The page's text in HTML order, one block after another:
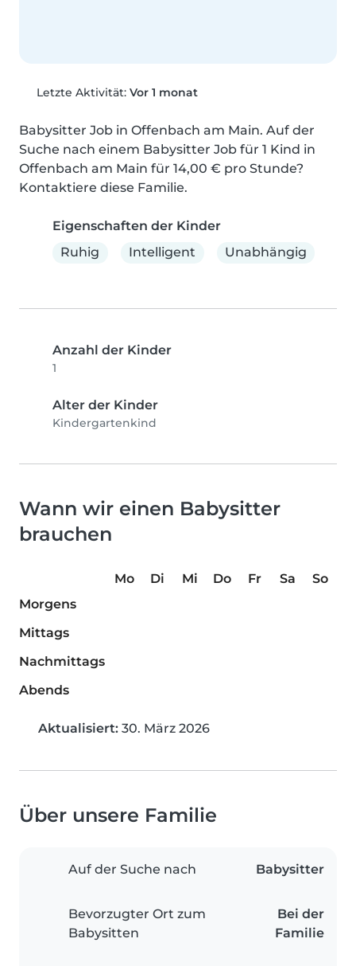
Letzte Aktivität: Vor 1 monat
Babysitter Job in Offenbach am Main. Auf der
Suche nach einem Babysitter Job für 1 Kind in
Offenbach am Main für 14,00 € pro Stunde?
Kontaktiere diese Familie.
Eigenschaften der Kinder
Ruhig
Intelligent Unabhängig
Anzahl der Kinder
1
Alter der Kinder
Kindergartenkind
Wann wir einen Babysitter
brauchen
Mo Di Mi Do Fr Sa
So
Morgens
Mittags
Nachmittags
Abends
Aktualisiert: 30. März 2026
Über unsere Familie
Auf der Suche nach Babysitter
Bevorzugter Ort zum
Babysitten
Bei der
Familie